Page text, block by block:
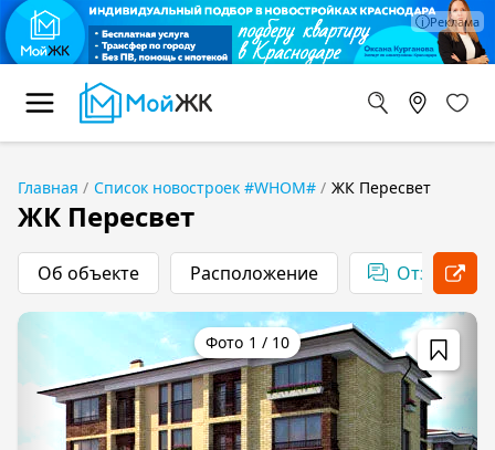
Главная Список новостроек #WHOM# ЖК Пересвет
ЖК Пересвет
Об объекте Расположение
1 / 10